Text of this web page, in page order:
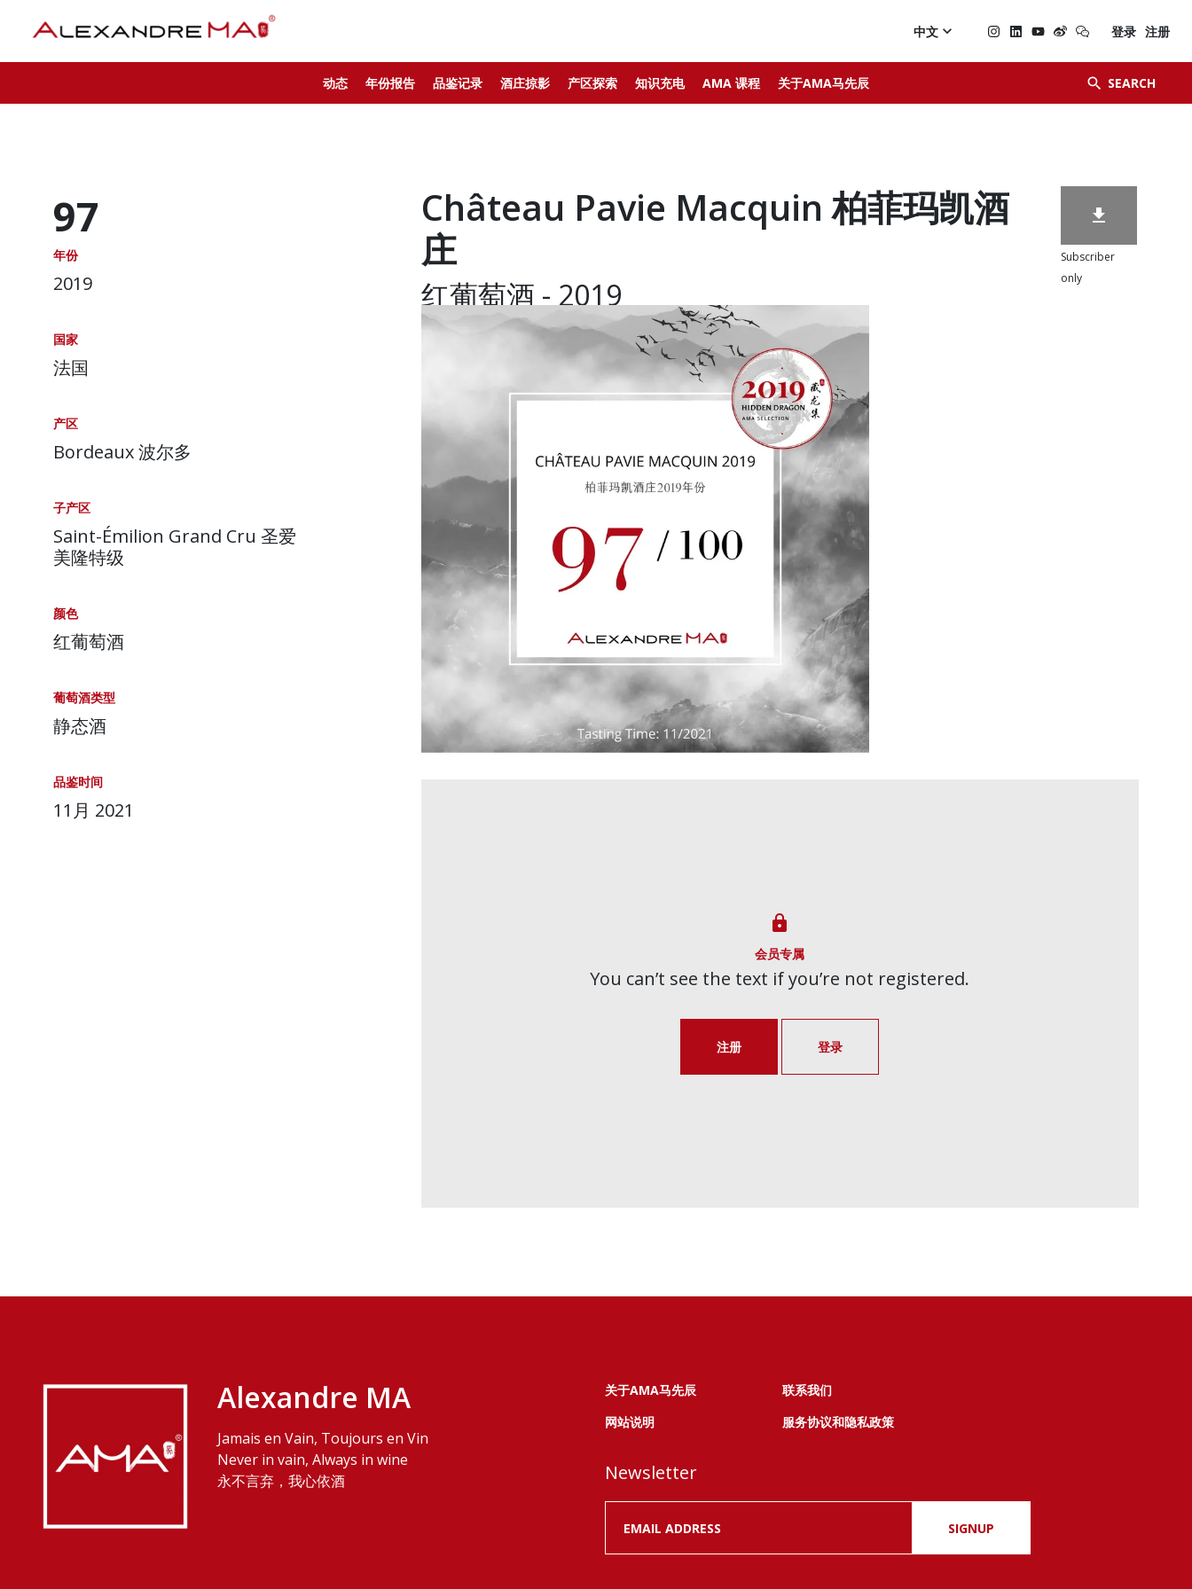
动态 年份报告 品鉴记录 酒庄掠影 产区探索 知识充电 AMA 课程 关于AMA马先辰  SEARCH

中文  登录 注册
97
年份
2019
国家
法国
产区
Bordeaux 波尔多
子产区
Saint-Émilion Grand Cru 圣爱
美隆特级
颜色
红葡萄酒
葡萄酒类型
静态酒
品鉴时间
11月 2021
Château Pavie Macquin 柏菲玛凯酒
庄
红葡萄酒 - 2019

Subscriber
only

会员专属
You can’t see the text if you’re not registered.
注册 登录
Alexandre MA
Jamais en Vain, Toujours en Vin
Never in vain, Always in wine
永不言弃，我心依酒
关于AMA马先辰
联系我们
网站说明
服务协议和隐私政策
Newsletter
SIGNUP